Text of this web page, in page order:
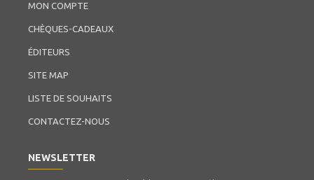
MON COMPTE
CHÈQUES-CADEAUX
ÉDITEURS
SITE MAP
LISTE DE SOUHAITS
CONTACTEZ-NOUS
NEWSLETTER